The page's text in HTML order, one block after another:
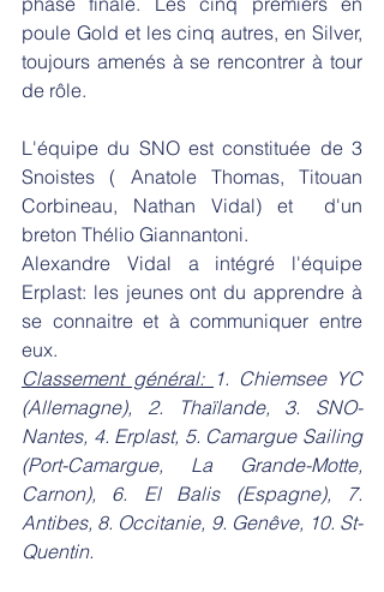
poule Gold et les cinq autres, en Silver,
toujours amenés à se rencontrer à tour
de rôle.
L'équipe du SNO est constituée de 3
Snoistes ( Anatole Thomas, Titouan
Corbineau, Nathan Vidal) et  d'un
breton Thélio Giannantoni.
Alexandre Vidal a intégré l'équipe
Erplast: les jeunes ont du apprendre à
se connaitre et à communiquer entre
eux.
Classement général: 1. Chiemsee YC
(Allemagne), 2. Thaïlande, 3. SNO-
Nantes, 4. Erplast, 5. Camargue Sailing
(Port-Camargue, La Grande-Motte,
Carnon), 6. El Balis (Espagne), 7.
Antibes, 8. Occitanie, 9. Genêve, 10. St-
Quentin.